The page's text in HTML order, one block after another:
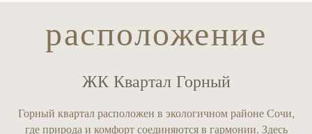
расположение
ЖК Квартал Горный
Горный квартал расположен в экологичном районе Сочи,
где природа и комфорт соединяются в гармонии. Здесь